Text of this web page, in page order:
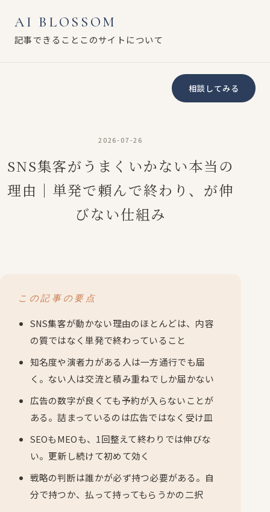
AI BLOSSOM
記事できること このサイトについて
相談してみる
2026-07-26
SNS集客がうまくいかない本当の
理由｜単発で頼んで終わり、が伸
びない仕組み
この記事の要点
SNS集客が動かない理由のほとんどは、内容
の質ではなく単発で終わっていること
知名度や演者力がある人は一方通行でも届
く。ない人は交流と積み重ねでしか届かない
広告の数字が良くても予約が入らないことが
ある。詰まっているのは広告ではなく受け皿
SEOもMEOも、1回整えて終わりでは伸びな
い。更新し続けて初めて効く
戦略の判断は誰かが必ず持つ必要がある。自
分で持つか、払って持ってもらうかの二択